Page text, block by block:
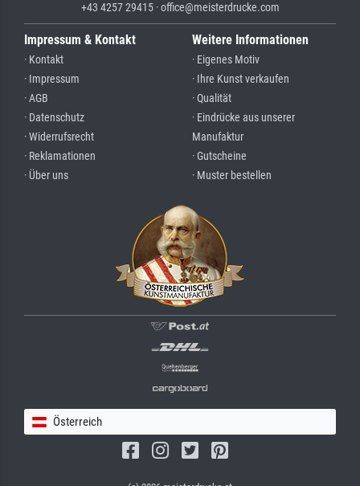
+43 4257 29415 · office@meisterdrucke.com
Impressum & Kontakt
· Kontakt
· Impressum
· AGB
· Datenschutz
· Widerrufsrecht
· Reklamationen
· Über uns
Weitere Informationen
· Eigenes Motiv
· Ihre Kunst verkaufen
· Qualität
· Eindrücke aus unserer
Manufaktur
· Gutscheine
· Muster bestellen
Österreich